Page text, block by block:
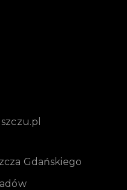
Gdańskiego